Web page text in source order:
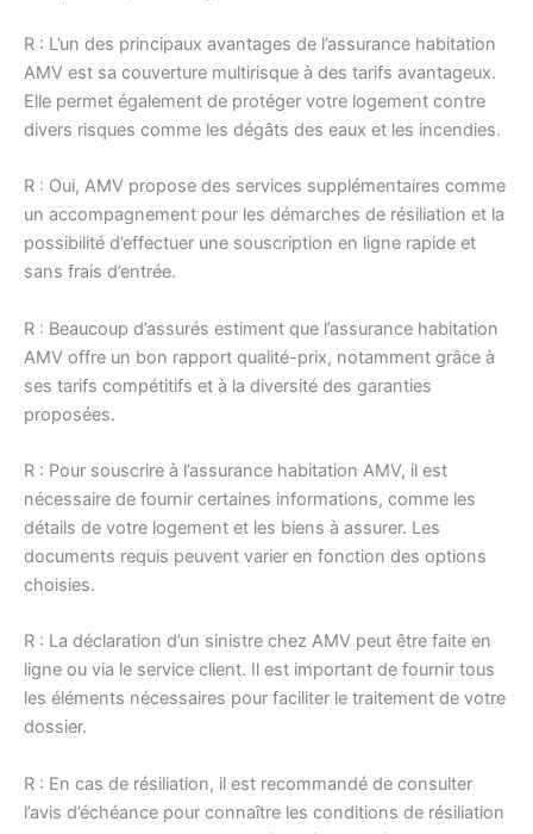
R : L’un des principaux avantages de l’assurance habitation
AMV est sa couverture multirisque à des tarifs avantageux.
Elle permet également de protéger votre logement contre
divers risques comme les dégâts des eaux et les incendies.
R : Oui, AMV propose des services supplémentaires comme
un accompagnement pour les démarches de résiliation et la
possibilité d’effectuer une souscription en ligne rapide et
sans frais d’entrée.
R : Beaucoup d’assurés estiment que l’assurance habitation
AMV offre un bon rapport qualité-prix, notamment grâce à
ses tarifs compétitifs et à la diversité des garanties
proposées.
R : Pour souscrire à l’assurance habitation AMV, il est
nécessaire de fournir certaines informations, comme les
détails de votre logement et les biens à assurer. Les
documents requis peuvent varier en fonction des options
choisies.
R : La déclaration d’un sinistre chez AMV peut être faite en
ligne ou via le service client. Il est important de fournir tous
les éléments nécessaires pour faciliter le traitement de votre
dossier.
R : En cas de résiliation, il est recommandé de consulter
l’avis d’échéance pour connaître les conditions de résiliation